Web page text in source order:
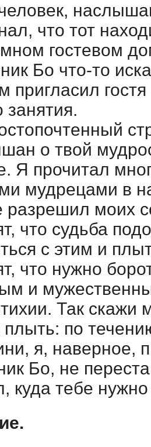
что тот
гостевом
Бо что-то
пригласил
занятия.
о твой
Я прочитал
мудрецами в
разрешил моих
что судьба
с этим и
что нужно
и
Так скажи
плыть: по
я, наверное,
Бо, не
куда тебе